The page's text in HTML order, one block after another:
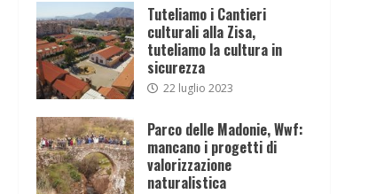
Tuteliamo i Cantieri
culturali alla Zisa,
tuteliamo la cultura in
sicurezza
22 luglio 2023
Parco delle Madonie, Wwf:
mancano i progetti di
valorizzazione
naturalistica